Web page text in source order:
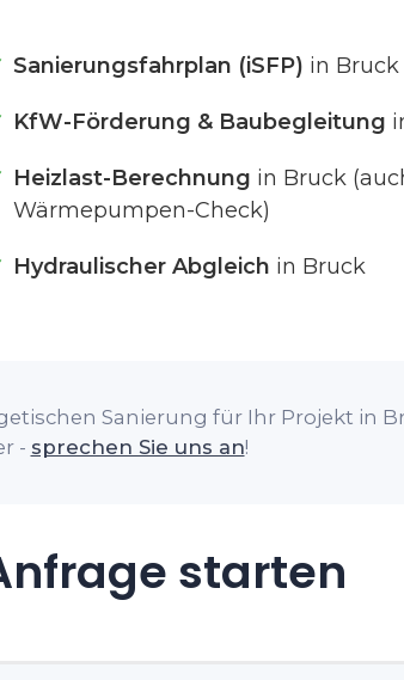
Sanierungsfahrplan (iSFP) in Bruck
KfW-Förderung & Baubegleitung
Heizlast-Berechnung in Bruck
Wärmepumpen-Check)
Hydraulischer Abgleich in Bruck
Sanierung für Ihr Projekt in
- sprechen Sie uns an!
starten